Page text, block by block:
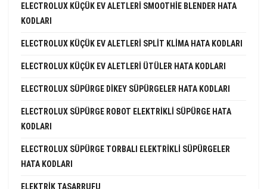
ELECTROLUX KÜÇÜK EV ALETLERI SMOOTHIE BLENDER HATA
KODLARI
ELECTROLUX KÜÇÜK EV ALETLERI SPLIT KLIMA HATA KODLARI
ELECTROLUX KÜÇÜK EV ALETLERI ÜTÜLER HATA KODLARI
ELECTROLUX SÜPÜRGE DIKEY SÜPÜRGELER HATA KODLARI
ELECTROLUX SÜPÜRGE ROBOT ELEKTRIKLI SÜPÜRGE HATA
KODLARI
ELECTROLUX SÜPÜRGE TORBALI ELEKTRIKLI SÜPÜRGELER
HATA KODLARI
ELEKTRIK TASARRUFU